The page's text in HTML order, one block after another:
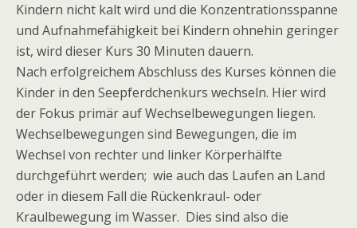
Kindern nicht kalt wird und die Konzentrationsspanne
und Aufnahmefähigkeit bei Kindern ohnehin geringer
ist, wird dieser Kurs 30 Minuten dauern.
Nach erfolgreichem Abschluss des Kurses können die
Kinder in den Seepferdchenkurs wechseln. Hier wird
der Fokus primär auf Wechselbewegungen liegen.
Wechselbewegungen sind Bewegungen, die im
Wechsel von rechter und linker Körperhälfte
durchgeführt werden; wie auch das Laufen an Land
oder in diesem Fall die Rückenkraul- oder
Kraulbewegung im Wasser. Dies sind also die